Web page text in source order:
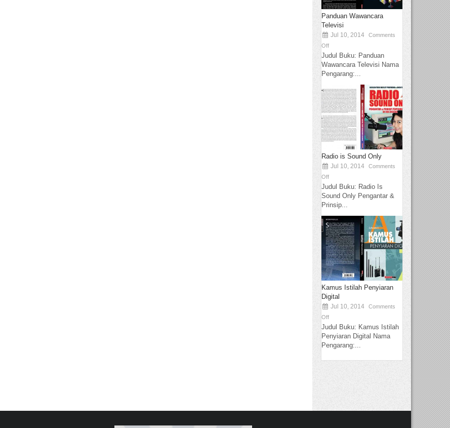
Panduan Wawancara
Televisi
Jul 10, 2014
Comments
Off
Judul Buku: Panduan
Wawancara Televisi Nama
Pengarang:...
Radio is Sound Only
Jul 10, 2014
Comments
Off
Judul Buku: Radio Is
Sound Only Pengantar &
Prinsip...
Kamus Istilah Penyiaran
Digital
Jul 10, 2014
Comments
Off
Judul Buku: Kamus Istilah
Penyiaran Digital Nama
Pengarang:...